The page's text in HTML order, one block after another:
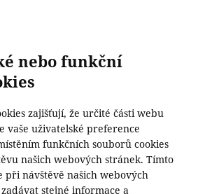
nebo funkční
zajišťují, že určité části webu
vaše uživatelské preference
funkčních souborů cookies
našich webových stránek. Tímto
při návštěvě našich webových
stejné informace a